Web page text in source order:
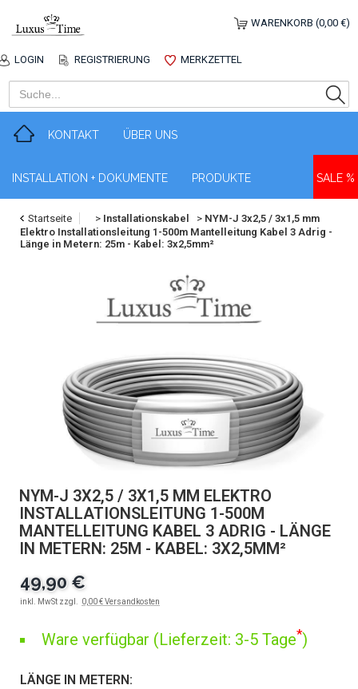
LOGIN REGISTRIERUNG MERKZETTEL
WARENKORB (0,00 €)
KONTAKT ÜBER UNS
INSTALLATION + DOKUMENTE PRODUKTE SALE %
Startseite > Installationskabel > NYM-J 3x2,5 / 3x1,5 mm
Elektro Installationsleitung 1-500m Mantelleitung Kabel 3 Adrig -
Länge in Metern: 25m - Kabel: 3x2,5mm²
NYM-J 3X2,5 / 3X1,5 MM ELEKTRO
INSTALLATIONSLEITUNG 1-500M
MANTELLEITUNG KABEL 3 ADRIG - LÄNGE
IN METERN: 25M - KABEL: 3X2,5MM²
49,90 €
inkl. MwSt zzgl. 0,00 € Versandkosten
Ware verfügbar (Lieferzeit: 3-5 Tage*)
LÄNGE IN METERN: